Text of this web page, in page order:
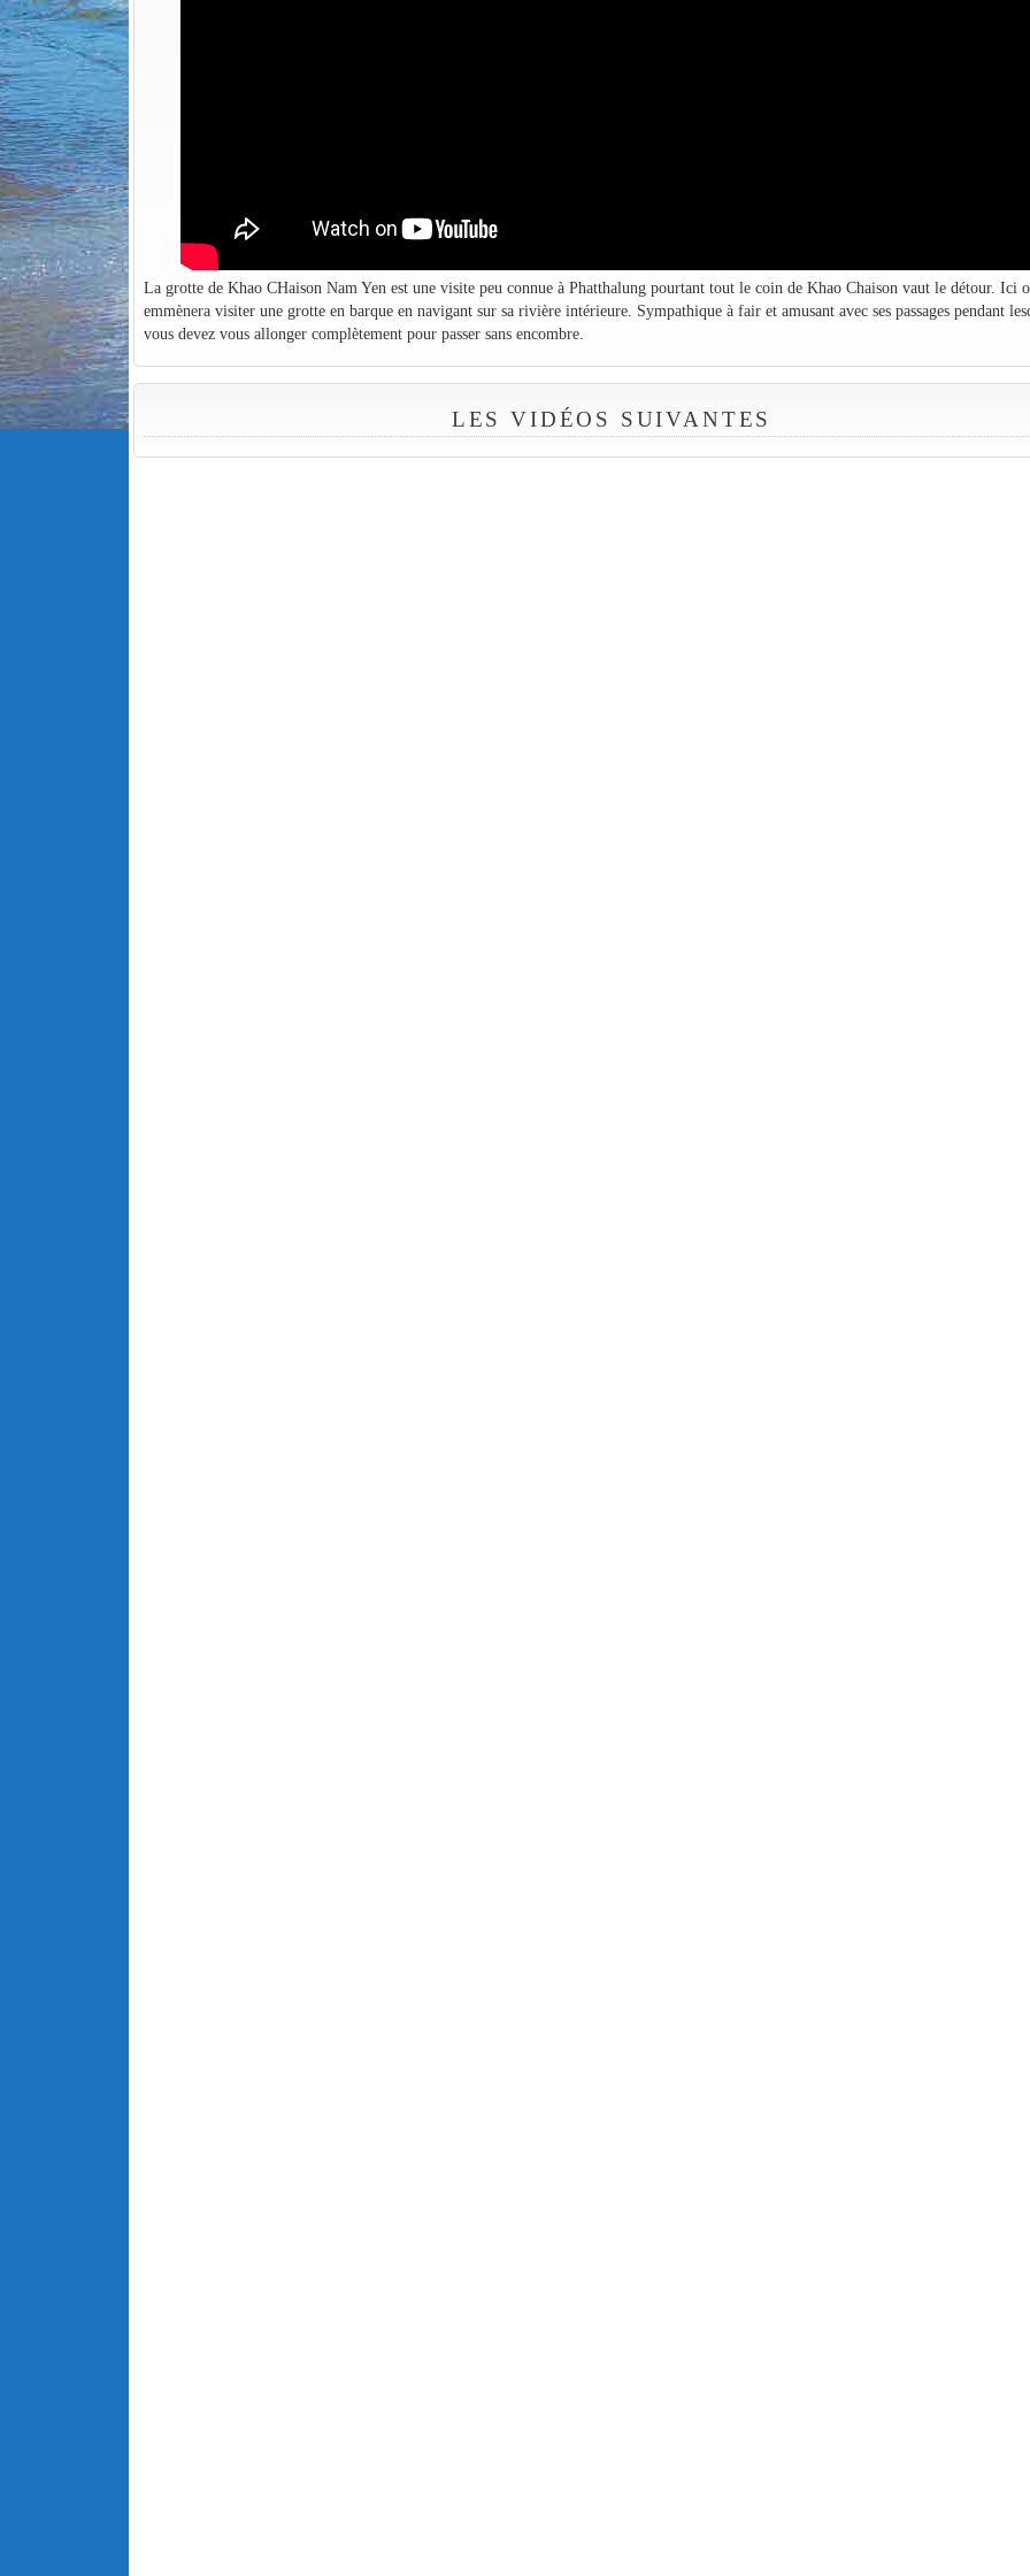
La grotte de Khao CHaison Nam Yen est une visite peu connue à Phatthalung pourtant tout le coin de Khao Chaison vaut le détour. Ici
emmènera visiter une grotte en barque en navigant sur sa rivière intérieure. Sympathique à fair et amusant avec ses passages pendant
vous devez vous allonger complètement pour passer sans encombre.
LES VIDÉOS SUIVANTES